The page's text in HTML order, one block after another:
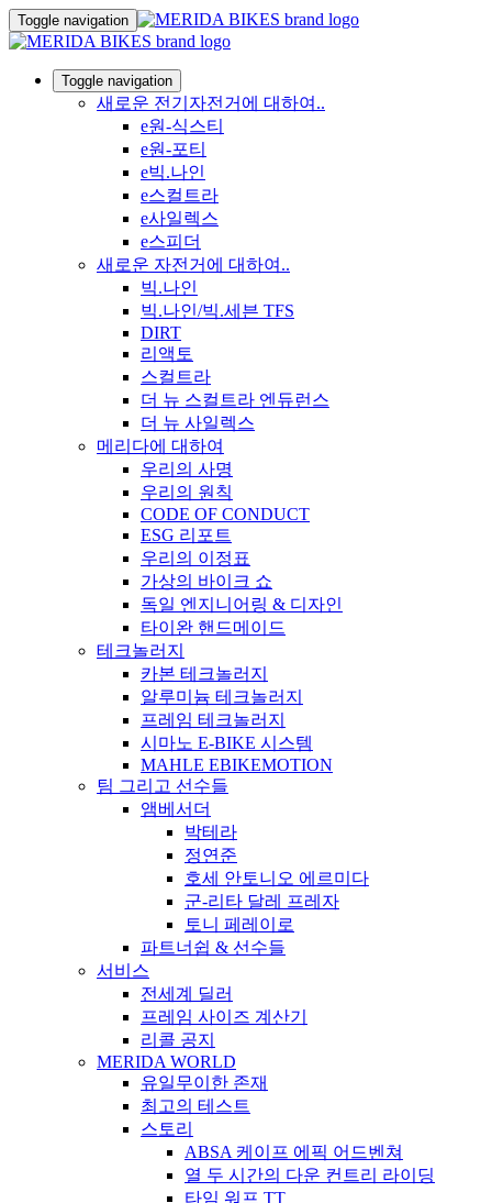
Toggle navigation
Toggle navigation
새로운 전기자전거에 대하여..
e원-식스티
e원-포티
e빅.나인
e스컬트라
e사일렉스
e스피더
새로운 자전거에 대하여..
빅.나인
빅.나인/빅.세븐 TFS
DIRT
리액토
스컬트라
더 뉴 스컬트라 엔듀런스
더 뉴 사일렉스
메리다에 대하여
우리의 사명
우리의 원칙
CODE OF CONDUCT
ESG 리포트
우리의 이정표
가상의 바이크 쇼
독일 엔지니어링 & 디자인
타이완 핸드메이드
테크놀러지
카본 테크놀러지
알루미늄 테크놀러지
프레임 테크놀러지
시마노 E-BIKE 시스템
MAHLE EBIKEMOTION
팀 그리고 선수들
앰베서더
박테라
정연준
호세 안토니오 에르미다
군-리타 달레 프레자
토니 페레이로
파트너쉽 & 선수들
서비스
전세계 딜러
프레임 사이즈 계산기
리콜 공지
MERIDA WORLD
유일무이한 존재
최고의 테스트
스토리
ABSA 케이프 에픽 어드벤쳐
열 두 시간의 다운 컨트리 라이딩
타임 워프 TT